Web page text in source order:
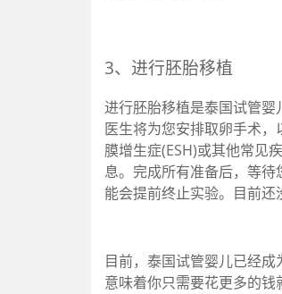
3、进行胚胎移植
进行胚胎移植是泰国试管婴
医生将为您安排取卵手术
膜增生症(ESH)或其他常见
息。完成所有准备后，等
能会提前终止实验。目前还
目前，泰国试管婴儿已经
意味着你只需要花更多的钱